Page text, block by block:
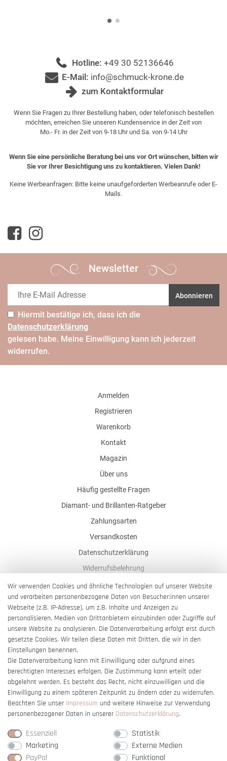
Hotline: +49 30 52136646
E-Mail: info@schmuck-krone.de
zum Kontaktformular
Wenn Sie Fragen zu Ihrer Bestellung haben, oder telefonisch bestellen
möchten, erreichen Sie unseren Kundenservice in der Zeit von
Mo.- Fr. in der Zeit von 9-18 Uhr und Sa. von 9-14 Uhr
Wenn Sie eine persönliche Beratung bei uns vor Ort wünschen, bitten wir
Sie vor Ihrer Besichtigung uns zu kontaktieren. Vielen Dank!
Keine Werbeanfragen: Bitte keine unaufgeforderten Werbeanrufe oder E-
Mails.
Newsletter
Abonnieren
Hiermit bestätige ich, dass ich die
Daten­schutz­erklärung
gelesen habe. Meine Einwilligung kann ich jederzeit
widerrufen.
Anmelden
Registrieren
Warenkorb
Kontakt
Magazin
Über uns
Häufig gestellte Fragen
Diamant- und Brillanten-Ratgeber
Zahlungsarten
Versandkosten
Datenschutzerklärung
Widerrufsbelehrung
AGB
Impressum
Barrierefreiheitserklärung
Vertrag widerrufen
Wir verwenden Cookies und ähnliche Technologien auf unserer Website
und verarbeiten personenbezogene Daten von Besucher:innen unserer
Webseite (z.B. IP-Adresse), um z.B. Inhalte und Anzeigen zu
personalisieren, Medien von Drittanbietern einzubinden oder Zugriffe auf
unsere Website zu analysieren. Die Datenverarbeitung erfolgt erst durch
gesetzte Cookies. Wir teilen diese Daten mit Dritten, die wir in den
Einstellungen benennen.
Die Datenverarbeitung kann mit Einwilligung oder aufgrund eines
berechtigten Interesses erfolgen. Die Zustimmung kann erteilt oder
abgelehnt werden. Es besteht das Recht, nicht einzuwilligen und die
Einwilligung zu einem späteren Zeitpunkt zu ändern oder zu widerrufen.
Beachten Sie unser Impressum und weitere Hinweise zur Verwendung
personenbezogener Daten in unserer Daten­schutz­erklärung.
Essenziell
Statistik
Marketing
Externe Medien
PayPal
Funktional